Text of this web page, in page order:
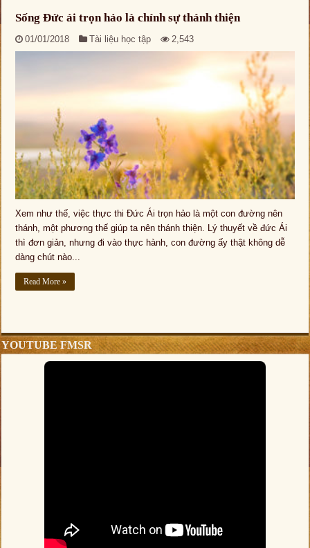
Sống Đức ái trọn hảo là chính sự thánh thiện
01/01/2018 Tài liệu học tập 2,543
Xem như thế, việc thực thi Đức Ái trọn hảo là một con đường nên
thánh, một phương thế giúp ta nên thánh thiện. Lý thuyết về đức Ái
thì đơn giản, nhưng đi vào thực hành, con đường ấy thật không dễ
dàng chút nào...
Read More »
YOUTUBE FMSR